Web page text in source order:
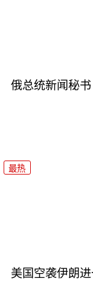
俄总统新闻秘
最热
美国空袭伊朗